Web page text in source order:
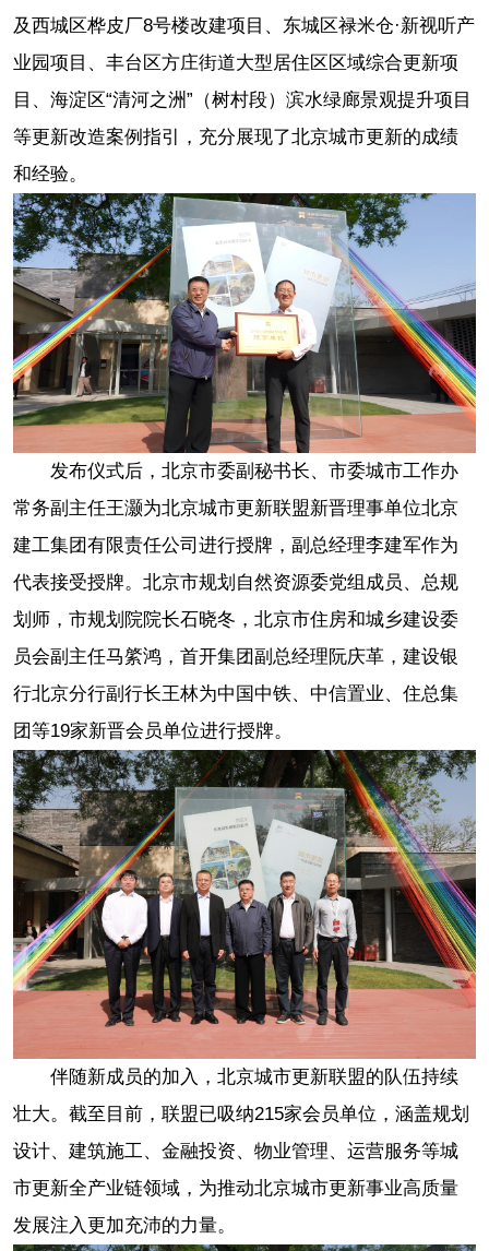
及西城区桦皮厂8号楼改建项目、东城区禄米仓·新视听产
业园项目、丰台区方庄街道大型居住区区域综合更新项
目、海淀区“清河之洲”（树村段）滨水绿廊景观提升项目
等更新改造案例指引，充分展现了北京城市更新的成绩
和经验。
发布仪式后，北京市委副秘书长、市委城市工作办
常务副主任王灏为北京城市更新联盟新晋理事单位北京
建工集团有限责任公司进行授牌，副总经理李建军作为
代表接受授牌。北京市规划自然资源委党组成员、总规
划师，市规划院院长石晓冬，北京市住房和城乡建设委
员会副主任马綮鸿，首开集团副总经理阮庆革，建设银
行北京分行副行长王林为中国中铁、中信置业、住总集
团等19家新晋会员单位进行授牌。
伴随新成员的加入，北京城市更新联盟的队伍持续
壮大。截至目前，联盟已吸纳215家会员单位，涵盖规划
设计、建筑施工、金融投资、物业管理、运营服务等城
市更新全产业链领域，为推动北京城市更新事业高质量
发展注入更加充沛的力量。